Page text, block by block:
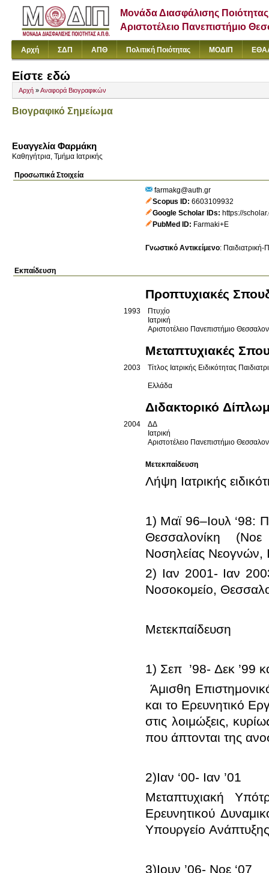
Μονάδα Διασφάλισης Ποιότητας
Αριστοτέλειο Πανεπιστήμιο
Αρχή ΣΔΠ ΑΠΘ Πολιτική Ποιότητας ΜΟΔΙΠ
Είστε εδώ
Αρχή »Αναφορά Βιογραφικών
Βιογραφικό Σημείωμα
Ευαγγελία Φαρμάκη
Καθηγήτρια, Τμήμα Ιατρικής
Προσωπικά Στοιχεία
farmakg@auth.gr
Scopus ID 6603109932
Google Scholar IDs
https://
PubMed ID
Farmaki+E
Γνωστικό Αντικείμενο: Παιδιατρική-
Εκπαίδευση
Προπτυχιακές
1993
Πτυχίο
Ιατρική
Αριστοτέλειο Πανεπιστήμιο
Μεταπτυχιακές
2003 Τίτλος Ιατρικής Ειδικότητας
Ελλάδα
Διδακτορικό
2004
ΔΔ
Ιατρική
Αριστοτέλειο Πανεπιστήμιο
Μετεκπαίδευση
1) Μαϊ 96–Ιουλ ‘98:
Θεσσαλονίκη  (Νοε
2) Ιαν 2001- Ιαν
Άμισθη
και το Ερευνητικό
στις λοιμώξεις,
Μεταπτυχιακή
Ερευνητικού